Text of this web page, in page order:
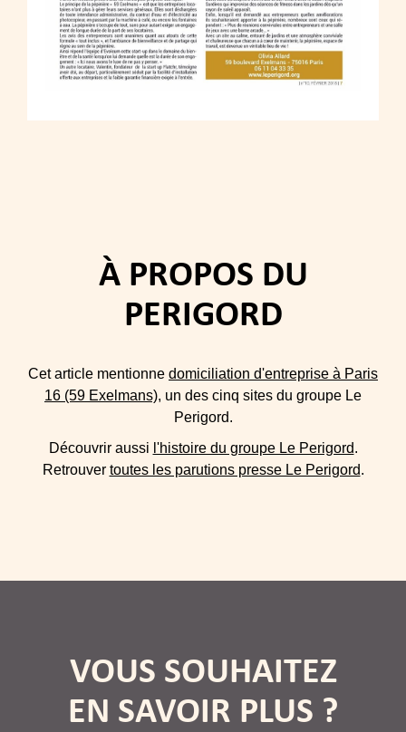
À PROPOS DU
PERIGORD
Cet article mentionne domiciliation d'entreprise à Paris
16 (59 Exelmans), un des cinq sites du groupe Le
Perigord.
Découvrir aussi l'histoire du groupe Le Perigord.
Retrouver toutes les parutions presse Le Perigord.
VOUS SOUHAITEZ
EN SAVOIR PLUS ?